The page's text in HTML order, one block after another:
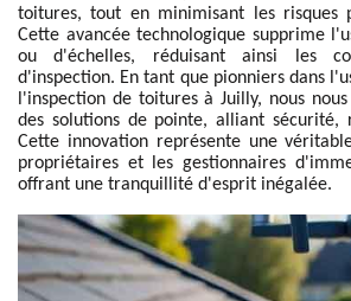
toitures, tout en minimisant les risques
Cette avancée technologique supprime
ou d'échelles, réduisant ainsi les
d'inspection. En tant que pionniers dans
l'inspection de toitures à Juilly, nous
des solutions de pointe, alliant sécurité,
Cette innovation représente une
propriétaires et les gestionnaires
offrant une tranquillité d'esprit inégalée.